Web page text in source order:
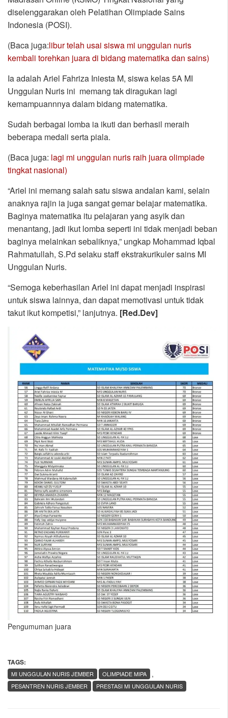
diselenggarakan oleh Pelatihan Olimpiade Sains
Indonesia (POSI).
(Baca juga:libur telah usai siswa mi unggulan nuris
kembali torehkan juara di bidang matematika dan sains)
Ia adalah Ariel Fahriza Iniesta M, siswa kelas 5A MI
Unggulan Nuris ini memang tak diragukan lagi
kemampuannnya dalam bidang matematika.
Sudah berbagai lomba ia ikuti dan berhasil meraih
beberapa medali serta piala.
(Baca juga: lagi mi unggulan nuris raih juara olimpiade
tingkat nasional)
“Ariel ini memang salah satu siswa andalan kami, selain
anaknya rajin ia juga sangat gemar belajar matematika.
Baginya matematika itu pelajaran yang asyik dan
menantang, jadi ikut lomba seperti ini tidak menjadi beban
baginya melainkan sebaliknya,” ungkap Mohammad Iqbal
Rahmatullah, S.Pd selaku staff ekstrakurikuler sains MI
Unggulan Nuris.
“Semoga keberhasilan Ariel ini dapat menjadi inspirasi
untuk siswa lainnya, dan dapat memotivasi untuk tidak
takut ikut kompetisi,” lanjutnya. [Red.Dev]
Pengumuman juara
TAGS:
,
MI UNGGULAN NURIS JEMBER
OLIMPIADE MIPA
PESANTREN NURIS JEMBER
PRESTASI MI UNGGULAN NURIS